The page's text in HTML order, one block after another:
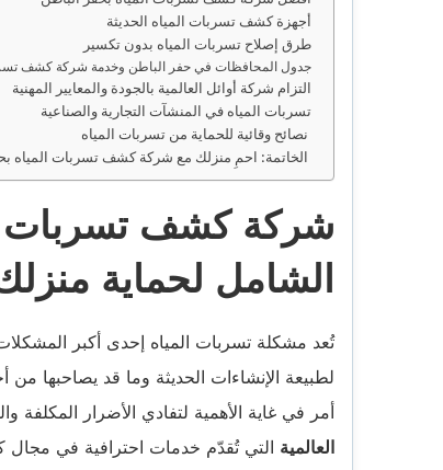
أجهزة كشف تسربات المياه الحديثة
طرق إصلاح تسربات المياه بدون تكسير
جدول المحافظات في حفر الباطن وخدمة شركة كشف
التزام شركة أوائل العالمية بالجودة والمعايير المهنية
تسربات المياه في المنشآت التجارية والصناعية
نصائح وقائية للحماية من تسربات المياه
الخاتمة: احمِ منزلك مع شركة كشف تسربات المياه
شركة كشف تسربات
الشامل لحماية
تُعد مشكلة تسربات المياه إحدى أكبر
لطبيعة الإنشاءات الحديثة وما قد يصاحبها
أمر في غاية الأهمية لتفادي الأضرار المكلفة
العالمية التي تُقدّم خدمات احترافية في مجال